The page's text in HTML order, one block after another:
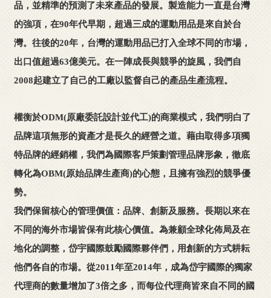
品，並精準的預測了未來產品的發展。製造能力一直是台灣
的強項，在90年代早期，超過三成的運動用品是來自於台
灣。往後的20年，台灣的運動用品已打入全球不同的市場，
出口值超過63億美元。在一陣成長與競爭的旋風，我們自
2008起建立了自己的工廠以監督自己的產品生產流程。
權衡於ODM(原廠委託設計並代工)的商業模式，我們明白了
品牌這項無形的資產才是長久的經營之道。藉由取得多項獨
特品牌的經銷權，我們為國際客戶策劃管理品牌形象，徹底
轉化為OBM(原始品牌生產商)的心態，且擁有強烈的競爭優
勢。
我們保留核心的管理價值：品牌、創新及服務。長期以來在
不同的海外市場皆保有此核心價值。為兼顧全球化佈局及在
地化的調整，岱宇國際鼓勵國際夥伴們，用創新的方式耕耘
他們各自的市場。從2011年至2014年，成為岱宇國際的獨家
代理商的數量增加了3倍之多，而每位代理商皆來自不同的國